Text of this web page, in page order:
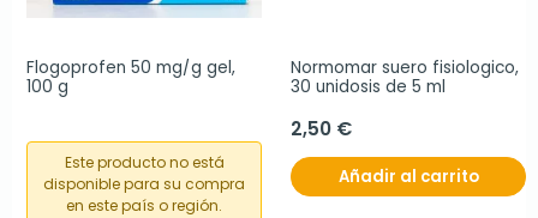
Flogoprofen 50 mg/g gel,
100 g
Este producto no está
disponible para su compra
en este país o región.
Normomar suero fisiologico,
30 unidosis de 5 ml
2,50 €
Añadir al carrito